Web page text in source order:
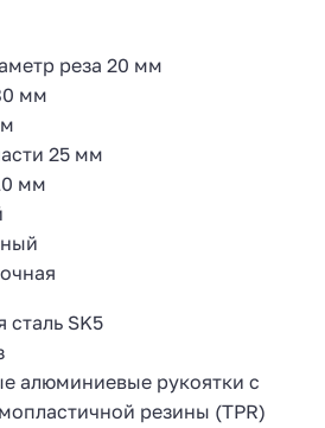
реза 20 мм
мм
25 мм
мм
сталь SK5
алюминиевые рукоятки с
резины (TPR)